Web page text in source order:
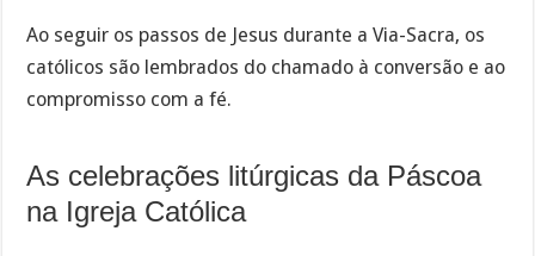
Ao seguir os passos de Jesus durante a Via-Sacra, os
católicos são lembrados do chamado à conversão e ao
compromisso com a fé.
As celebrações litúrgicas da Páscoa
na Igreja Católica